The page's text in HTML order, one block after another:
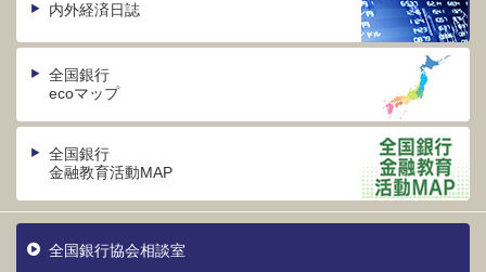
内外経済日誌
全国銀行
ecoマップ
全国銀行
金融教育活動MAP
全国銀行協会相談室